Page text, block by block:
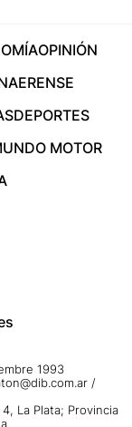
OPINIÓN
DEPORTES
MOTOR
1993
/
La Plata; Provincia